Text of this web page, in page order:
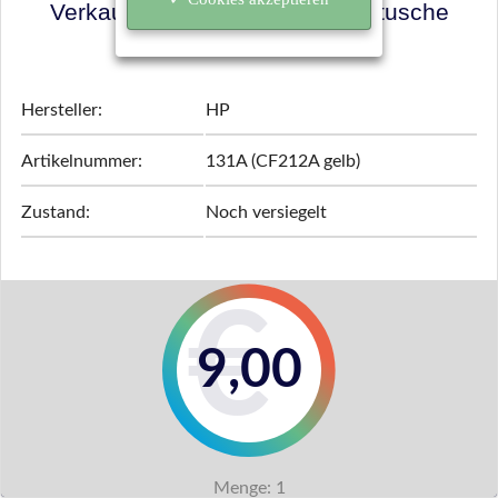
Verkaufspreis für Ihre Tonerkartusche
ermitteln!
Hersteller: HP
Artikelnummer: 131A (CF212A gelb)
Zustand: Noch versiegelt
9,00
Menge: 1